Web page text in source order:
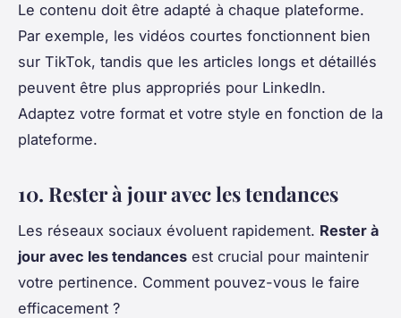
Le contenu doit être adapté à chaque plateforme.
Par exemple, les vidéos courtes fonctionnent bien
sur TikTok, tandis que les articles longs et détaillés
peuvent être plus appropriés pour LinkedIn.
Adaptez votre format et votre style en fonction de la
plateforme.
10. Rester à jour avec les tendances
Les réseaux sociaux évoluent rapidement. Rester à
jour avec les tendances est crucial pour maintenir
votre pertinence. Comment pouvez-vous le faire
efficacement ?